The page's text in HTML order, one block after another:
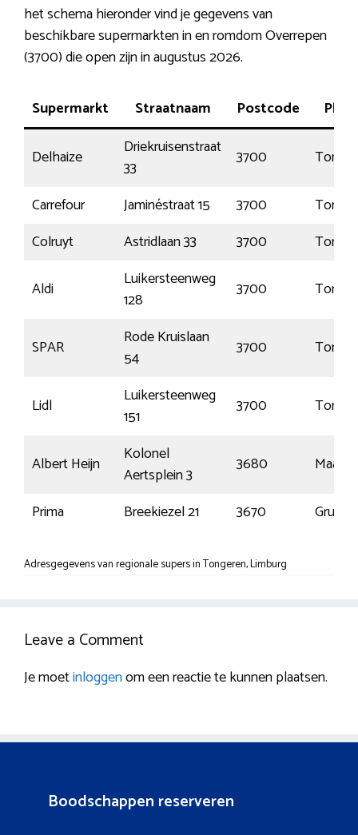
het schema hieronder vind je gegevens van
beschikbare supermarkten in en romdom Overrepen
(3700) die open zijn in augustus 2026.
Supermarkt Straatnaam Postcode
Delhaize
Driekruisenstraat
33
3700
Carrefour
Jaminéstraat 15 3700
Colruyt
Astridlaan 33 3700
Aldi
Luikersteenweg
128
3700
SPAR
Rode Kruislaan
54
3700
Lidl
Luikersteenweg
151
3700
Albert Heijn
Kolonel
Aertsplein 3
3680
Prima
Breekiezel 21 3670
Adresgegevens van regionale supers in Tongeren, Limburg
Leave a Comment
Je moetinloggenom een reactie te kunnen plaatsen.
Boodschappen reserveren